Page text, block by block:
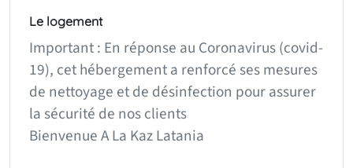
Le logement
Important : En réponse au Coronavirus (covid-
19), cet hébergement a renforcé ses mesures
de nettoyage et de désinfection pour assurer
la sécurité de nos clients
Bienvenue A La Kaz Latania